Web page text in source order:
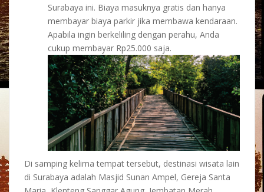
Surabaya ini. Biaya masuknya gratis dan hanya
membayar biaya parkir jika membawa kendaraan.
Apabila ingin berkeliling dengan perahu, Anda
cukup membayar Rp25.000 saja.
Di samping kelima tempat tersebut, destinasi wisata lain
di Surabaya adalah Masjid Sunan Ampel, Gereja Santa